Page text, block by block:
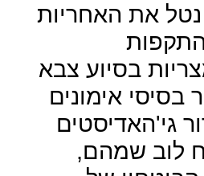
את האחריות
בסיוע צבא
בסיסי אימונים
גי'האדיסטים
לוב שמהם,